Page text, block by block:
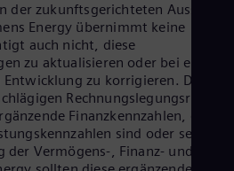
zukunftsgerichteten Aussage
Energy übernimmt keine
auch nicht, diese
zu aktualisieren oder bei einer
zu korrigieren. Dieses
Rechnungslegungsrahmen
Finanzkennzahlen, die
sind oder sein
Vermögens-, Finanz- und